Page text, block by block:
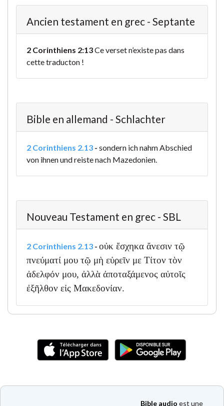
Ancien testament en grec - Septante
2 Corinthiens 2:13Ce verset n’existe pas dans
cette traducton !
Bible en allemand - Schlachter
2 Corinthiens 2.13 - sondern ich nahm Abschied
von ihnen und reiste nach Mazedonien.
Nouveau Testament en grec - SBL
2 Corinthiens 2.13 - οὐκ ἔσχηκα ἄνεσιν τῷ
πνεύματί μου τῷ μὴ εὑρεῖν με Τίτον τὸν
ἀδελφόν μου, ἀλλὰ ἀποταξάμενος αὐτοῖς
ἐξῆλθον εἰς Μακεδονίαν.
Bible audio est une